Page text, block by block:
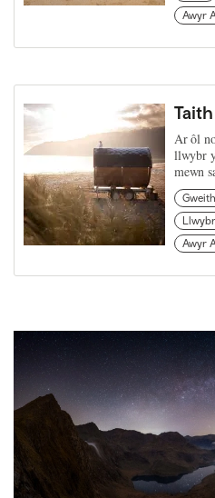
Awyr
Ar ôl
llwybr
mewn
Awyr